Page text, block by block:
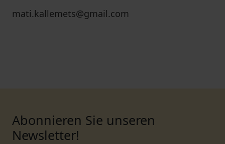
mati.kallemets@gmail.com
Abonnieren Sie unseren
Newsletter!